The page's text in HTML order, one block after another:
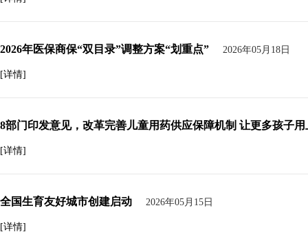
2026年医保商保“双目录”调整方案“划重点” 2026年05月18日
[详情]
8部门印发意见，改革完善儿童用药供应保障机制 让更多孩子
[详情]
全国生育友好城市创建启动 2026年05月15日
[详情]